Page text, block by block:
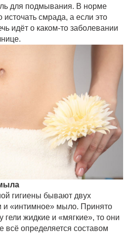
для подмывания. В норме
смрада, а если это
идёт о каком-то заболевании
гигиены бывают двух
и «интимное» мыло. Принято
гели жидкие и «мягкие», то они
определяется составом